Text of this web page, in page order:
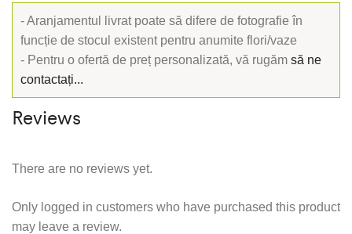
- Aranjamentul livrat poate să difere de fotografie în
funcție de stocul existent pentru anumite flori/vaze
- Pentru o ofertă de preț personalizată, vă rugăm să ne
contactați...
Reviews
There are no reviews yet.
Only logged in customers who have purchased this product
may leave a review.